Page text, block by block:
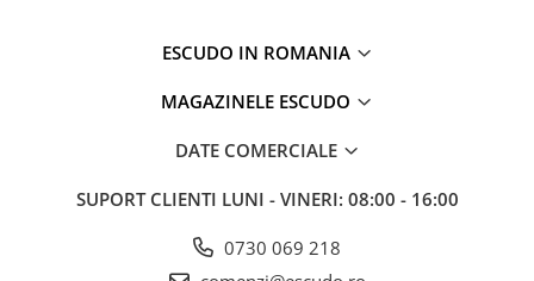
ESCUDO IN ROMANIA
MAGAZINELE ESCUDO
DATE COMERCIALE
SUPORT CLIENTI LUNI - VINERI: 08:00 - 16:00
0730 069 218